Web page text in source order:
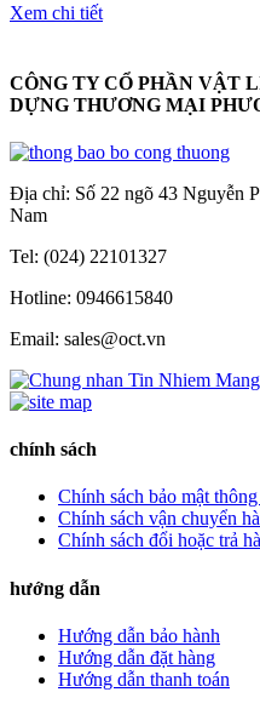
Xem chi tiết
CÔNG TY CỔ PHẦN VẬT
DỰNG THƯƠNG MẠI
Địa chỉ: Số 22 ngõ 43 Nguyễn
Nam
Tel: (024) 22101327
Hotline: 0946615840
Email: sales@oct.vn
chính sách
Chính sách bảo mật
Chính sách vận chuyển
Chính sách đổi hoặc trả
hướng dẫn
Hướng dẫn bảo hành
Hướng dẫn đặt hàng
Hướng dẫn thanh toán